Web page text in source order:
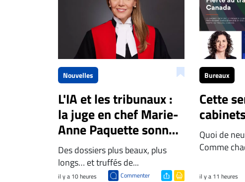
Nouvelles
L'IA et les tribunaux :
la juge en chef Marie-
Anne Paquette sonne
l'alarme
Des dossiers plus beaux, plus
longs… et truffés de...
il y a 10 heures Commenter
Bureaux
Cette
Quoi de
Comme
il y a 11 heures